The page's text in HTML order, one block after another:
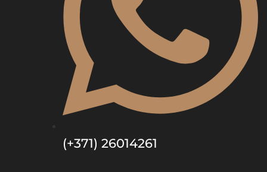
(+371) 26014261